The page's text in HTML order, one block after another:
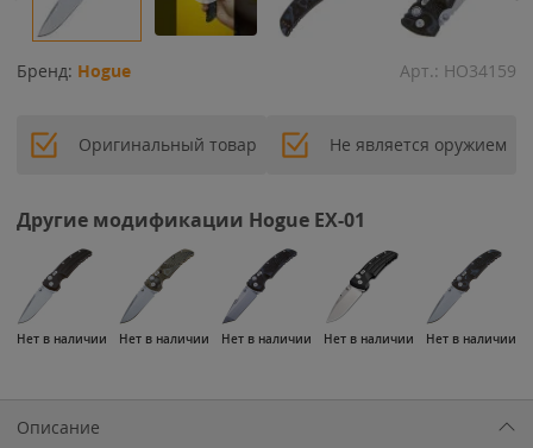
Бренд: Hogue Арт.: HO34159
Оригинальный товар Не является оружием
Другие модификации Hogue EX-01
Нет в наличии Нет в наличии Нет в наличии Нет в наличии Нет в наличии
Описание